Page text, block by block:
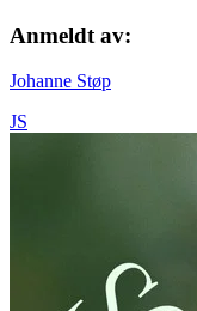
Anmeldt av:
Johanne Støp
JS